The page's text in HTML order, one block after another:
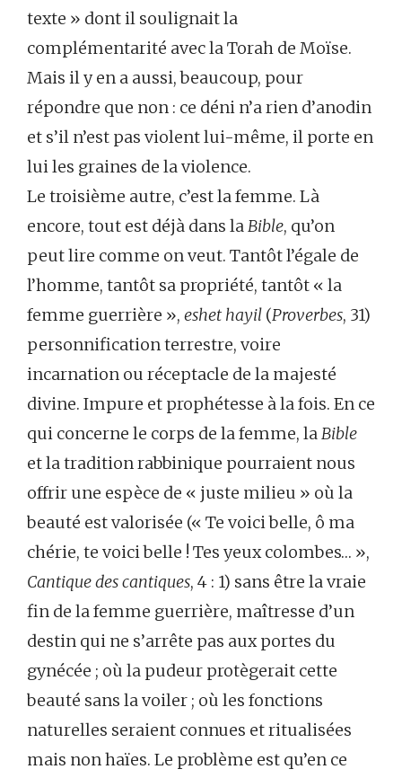
texte » dont il soulignait la
complémentarité avec la Torah de Moïse.
Mais il y en a aussi, beaucoup, pour
répondre que non : ce déni n’a rien d’anodin
et s’il n’est pas violent lui-même, il porte en
lui les graines de la violence.
Le troisième autre, c’est la femme. Là
encore, tout est déjà dans laBible, qu’on
peut lire comme on veut. Tantôt l’égale de
l’homme, tantôt sa propriété, tantôt « la
femme guerrière », eshet hayil (Proverbes, 31)
personnification terrestre, voire
incarnation ou réceptacle de la majesté
divine. Impure et prophétesse à la fois. En ce
qui concerne le corps de la femme, laBible
et la tradition rabbinique pourraient nous
offrir une espèce de « juste milieu » où la
beauté est valorisée (« Te voici belle, ô ma
chérie, te voici belle ! Tes yeux colombes… »,
Cantique des cantiques, 4 : 1) sans être la vraie
fin de la femme guerrière, maîtresse d’un
destin qui ne s’arrête pas aux portes du
gynécée ; où la pudeur protègerait cette
beauté sans la voiler ; où les fonctions
naturelles seraient connues et ritualisées
mais non haïes. Le problème est qu’en ce